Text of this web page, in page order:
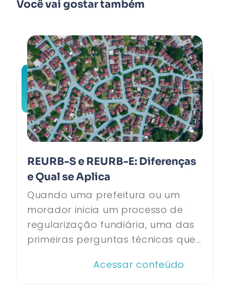
Você vai gostar também
REURB-S e REURB-E: Diferenças
e Qual se Aplica
Quando uma prefeitura ou um
morador inicia um processo de
regularização fundiária, uma das
primeiras perguntas técnicas que...
Acessar conteúdo